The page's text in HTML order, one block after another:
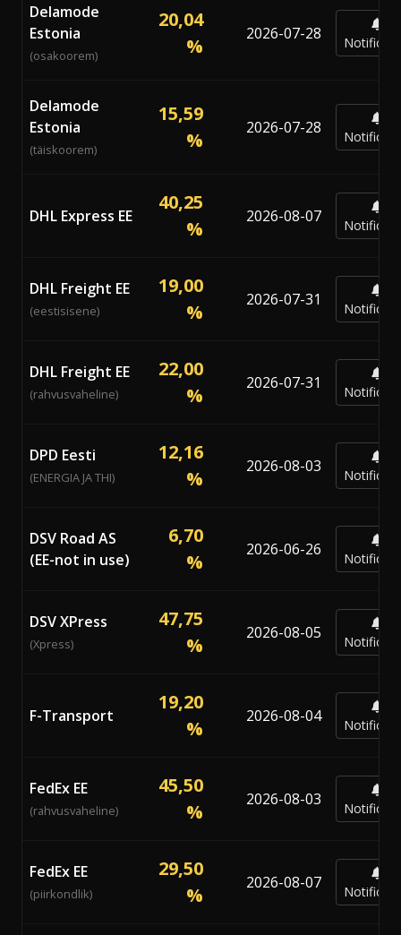
Delamode
Estonia
(osakoorem)
20,04
%
2026-07-28
Delamode
Estonia
(täiskoorem)
15,59
%
2026-07-28
DHL Express EE
40,25
%
2026-08-07
DHL Freight EE
(eestisisene)
19,00
%
2026-07-31
DHL Freight EE
(rahvusvaheline)
22,00
%
2026-07-31
DPD Eesti
(ENERGIA JA THI)
12,16
%
2026-08-03
DSV Road AS
(EE-not in use)
6,70
%
2026-06-26
DSV XPress
(Xpress)
47,75
%
2026-08-05
F-Transport
19,20
%
2026-08-04
FedEx EE
(rahvusvaheline)
45,50
%
2026-08-03
FedEx EE
(piirkondlik)
29,50
%
2026-08-07